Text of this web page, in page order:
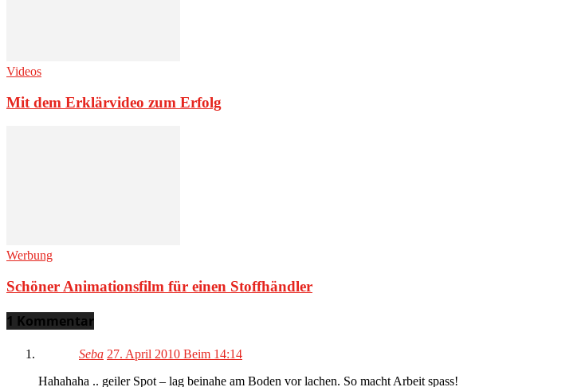
Videos
Mit dem Erklärvideo zum Erfolg
Werbung
Schöner Animationsfilm für einen Stoffhändler
1 Kommentar
Seba 27. April 2010 Beim 14:14
Hahahaha .. geiler Spot – lag beinahe am Boden vor lachen. So macht Arbeit spass!